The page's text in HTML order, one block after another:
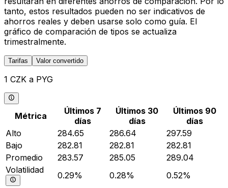
tanto, estos resultados pueden no ser indicativos de
ahorros reales y deben usarse solo como guía. El
gráfico de comparación de tipos se actualiza
trimestralmente.
Tarifas Valor convertido
1 CZK a PYG
Métrica
Últimos 7
días
Últimos 30
días
Últimos 90
días
Alto
284.65 286.64
297.59
Bajo
282.81 282.81
282.81
Promedio
283.57 285.05
289.04
Volatilidad
0.29% 0.28% 0.52%